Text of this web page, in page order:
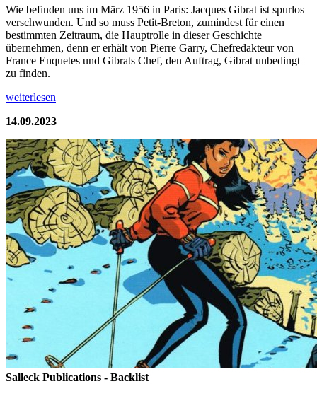
Wie befinden uns im März 1956 in Paris: Jacques Gibrat ist spurlos
verschwunden. Und so muss Petit-Breton, zumindest für einen
bestimmten Zeitraum, die Hauptrolle in dieser Geschichte
übernehmen, denn er erhält von Pierre Garry, Chefredakteur von
France Enquetes und Gibrats Chef, den Auftrag, Gibrat unbedingt
zu finden.
weiterlesen
14.09.2023
Salleck Publications - Backlist